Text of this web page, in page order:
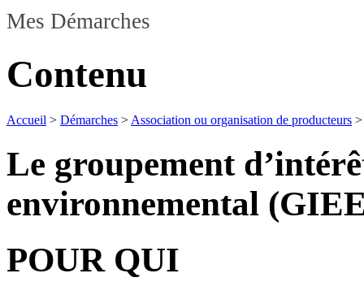
Mes Démarches
Contenu
Accueil > Démarches > Association ou organisation de producteurs
Le groupement
environnemental
POUR QUI